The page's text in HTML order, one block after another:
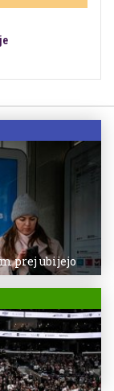
prej ubijejo